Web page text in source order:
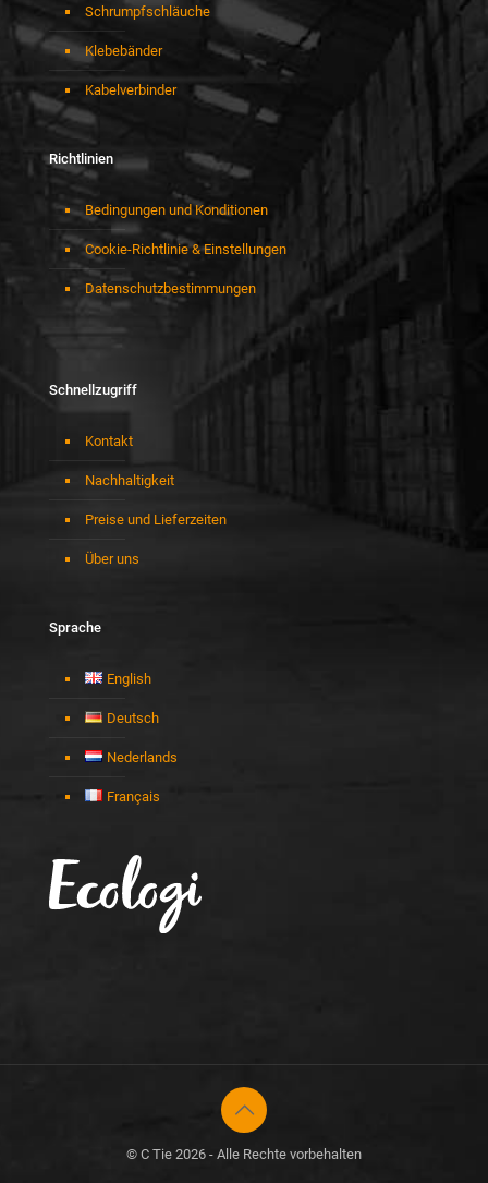
Schrumpfschläuche
Klebebänder
Kabelverbinder
Richtlinien
Bedingungen und Konditionen
Cookie-Richtlinie & Einstellungen
Datenschutzbestimmungen
Schnellzugriff
Kontakt
Nachhaltigkeit
Preise und Lieferzeiten
Über uns
Sprache
English
Deutsch
Nederlands
Français
© C Tie 2026 - Alle Rechte vorbehalten